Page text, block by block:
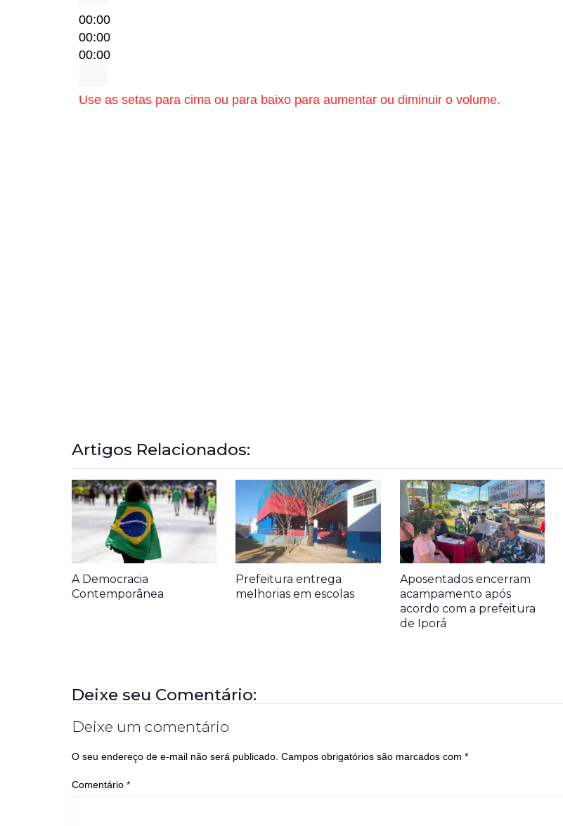
00:00
00:00
00:00
Use as setas para cima ou para baixo para aumentar ou diminuir o volume.
Artigos Relacionados:
A Democracia
Contemporânea
Prefeitura entrega
melhorias em escolas
Aposentados encerram
acampamento após
acordo com a prefeitura
de Iporá
Deixe seu Comentário:
Deixe um comentário
O seu endereço de e-mail não será publicado. Campos obrigatórios são marcados com *
Comentário *